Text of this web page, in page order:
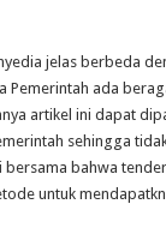
jelas berbeda
Pemerintah ada
artikel ini dapat
sehingga
bahwa
untuk